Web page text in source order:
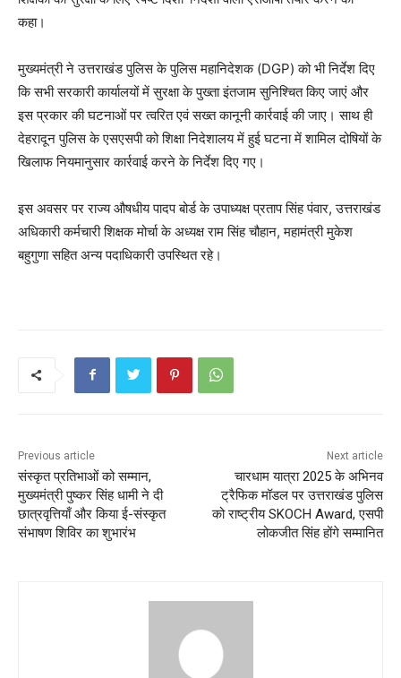
कहा।
मुख्यमंत्री ने उत्तराखंड पुलिस के पुलिस महानिदेशक (DGP) को भी निर्देश दिए
कि सभी सरकारी कार्यालयों में सुरक्षा के पुख्ता इंतजाम सुनिश्चित किए जाएं और
इस प्रकार की घटनाओं पर त्वरित एवं सख्त कानूनी कार्रवाई की जाए। साथ ही
देहरादून पुलिस के एसएसपी को शिक्षा निदेशालय में हुई घटना में शामिल दोषियों के
खिलाफ नियमानुसार कार्रवाई करने के निर्देश दिए गए।
इस अवसर पर राज्य औषधीय पादप बोर्ड के उपाध्यक्ष प्रताप सिंह पंवार, उत्तराखंड
अधिकारी कर्मचारी शिक्षक मोर्चा के अध्यक्ष राम सिंह चौहान, महामंत्री मुकेश
बहुगुणा सहित अन्य पदाधिकारी उपस्थित रहे।
Previous article
संस्कृत प्रतिभाओं को सम्मान,
मुख्यमंत्री पुष्कर सिंह धामी ने दी
छात्रवृत्तियाँ और किया ई-संस्कृत
संभाषण शिविर का शुभारंभ
Next article
चारधाम यात्रा 2025 के अभिनव
ट्रैफिक मॉडल पर उत्तराखंड पुलिस
को राष्ट्रीय SKOCH Award, एसपी
लोकजीत सिंह होंगे सम्मानित